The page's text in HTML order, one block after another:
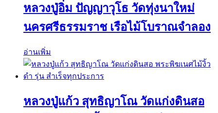
หลวงปู่อิ่ม ปัญญาวุโธ วัดทุ่งนาใหม่
นครศรีธรรมราช เรือไม้โบราณจำลอง
อ่านเพิ่ม
หลวงปู่แก้ว สุทธิญาโณ วัดแก่งดินสอ